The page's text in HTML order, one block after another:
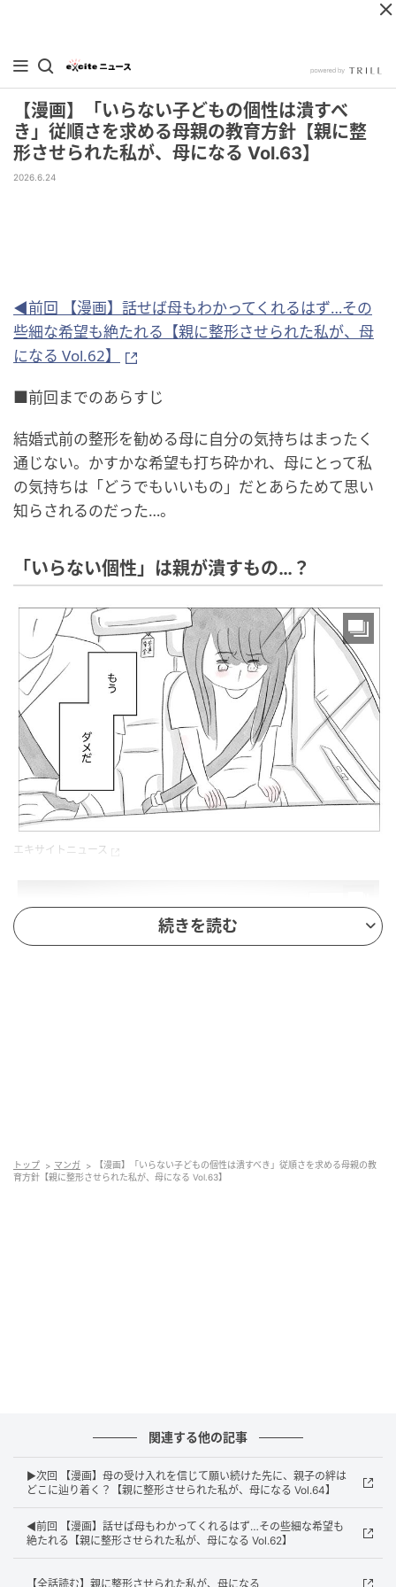
【漫画】「いらない子どもの個性は潰すべ
き」従順さを求める母親の教育方針【親に整
形させられた私が、母になる Vol.63】
2026.6.24
◀前回 【漫画】話せば母もわかってくれるはず…その
些細な希望も絶たれる【親に整形させられた私が、母
になる Vol.62】
■前回までのあらすじ
結婚式前の整形を勧める母に自分の気持ちはまったく
通じない。かすかな希望も打ち砕かれ、母にとって私
の気持ちは「どうでもいいもの」だとあらためて思い
知らされるのだった…。
「いらない個性」は親が潰すもの…？
エキサイトニュース
続きを読む
トップ マンガ
【漫画】「いらない子どもの個性は潰すべき」従順さを求める母親の教
育方針【親に整形させられた私が、母になる Vol.63】
関連する他の記事
▶次回 【漫画】母の受け入れを信じて願い続けた先に、親子の絆は
どこに辿り着く？【親に整形させられた私が、母になる Vol.64】
◀前回 【漫画】話せば母もわかってくれるはず…その些細な希望も
絶たれる【親に整形させられた私が、母になる Vol.62】
【全話読む】親に整形させられた私が、母になる